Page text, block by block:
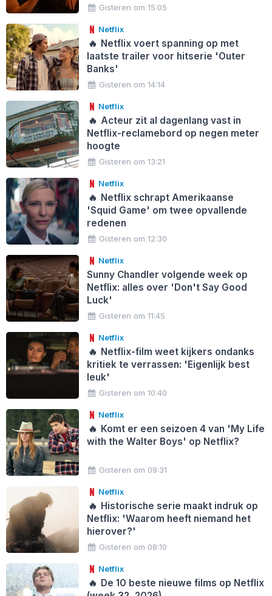
Gisteren om 15:05
Netflix
🔥 Netflix voert spanning op met
laatste trailer voor hitserie 'Outer
Banks'
Gisteren om 14:14
Netflix
🔥 Acteur zit al dagenlang vast in
Netflix-reclamebord op negen meter
hoogte
Gisteren om 13:21
Netflix
🔥 Netflix schrapt Amerikaanse
'Squid Game' om twee opvallende
redenen
Gisteren om 12:30
Netflix
Sunny Chandler volgende week op
Netflix: alles over 'Don't Say Good
Luck'
Gisteren om 11:45
Netflix
🔥 Netflix-film weet kijkers ondanks
kritiek te verrassen: 'Eigenlijk best
leuk'
Gisteren om 10:40
Netflix
🔥 Komt er een seizoen 4 van 'My Life
with the Walter Boys' op Netflix?
Gisteren om 09:31
Netflix
🔥 Historische serie maakt indruk op
Netflix: 'Waarom heeft niemand het
hierover?'
Gisteren om 08:10
Netflix
🔥 De 10 beste nieuwe films op Netflix